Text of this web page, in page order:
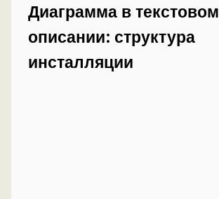
Диаграмма в текстовом
описании: структура
инсталляции